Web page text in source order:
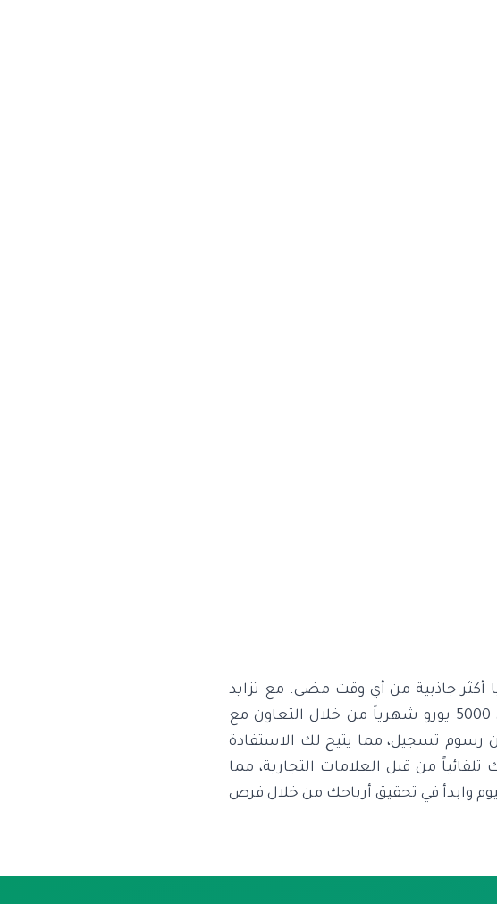
أكثر جاذبية من أي وقت مضى. مع تزايد
الطلب على المحتوى الأصيل، يمكن للمؤثرين الآن تحقيق أرباح تصل إلى 5000 يورو شهرياً من خلال التعاون مع
رسوم تسجيل، مما يتيح لك الاستفادة
من قبل العلامات التجارية، مما
وابدأ في تحقيق أرباحك من خلال فرص